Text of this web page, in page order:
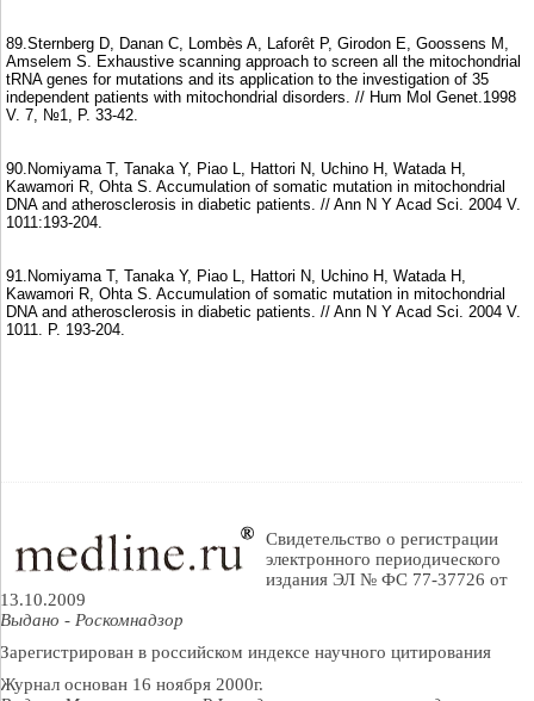
89.Sternberg D, Danan C, Lombès A, Laforêt P, Girodon E, Goossens M,
Amselem S. Exhaustive scanning approach to screen all the mitochondrial
tRNA genes for mutations and its application to the investigation of 35
independent patients with mitochondrial disorders. // Hum Mol Genet.1998
V. 7, №1, P. 33-42.
90.Nomiyama T, Tanaka Y, Piao L, Hattori N, Uchino H, Watada H,
Kawamori R, Ohta S. Accumulation of somatic mutation in mitochondrial
DNA and atherosclerosis in diabetic patients. // Ann N Y Acad Sci. 2004 V.
1011:193-204.
91.Nomiyama T, Tanaka Y, Piao L, Hattori N, Uchino H, Watada H,
Kawamori R, Ohta S. Accumulation of somatic mutation in mitochondrial
DNA and atherosclerosis in diabetic patients. // Ann N Y Acad Sci. 2004 V.
1011. P. 193-204.
Свидетельство о регистрации
электронного периодического
издания ЭЛ № ФС 77-37726 от
13.10.2009
Выдано - Роскомнадзор
Зарегистрирован в российском индексе научного цитирования
Журнал основан 16 ноября 2000г.